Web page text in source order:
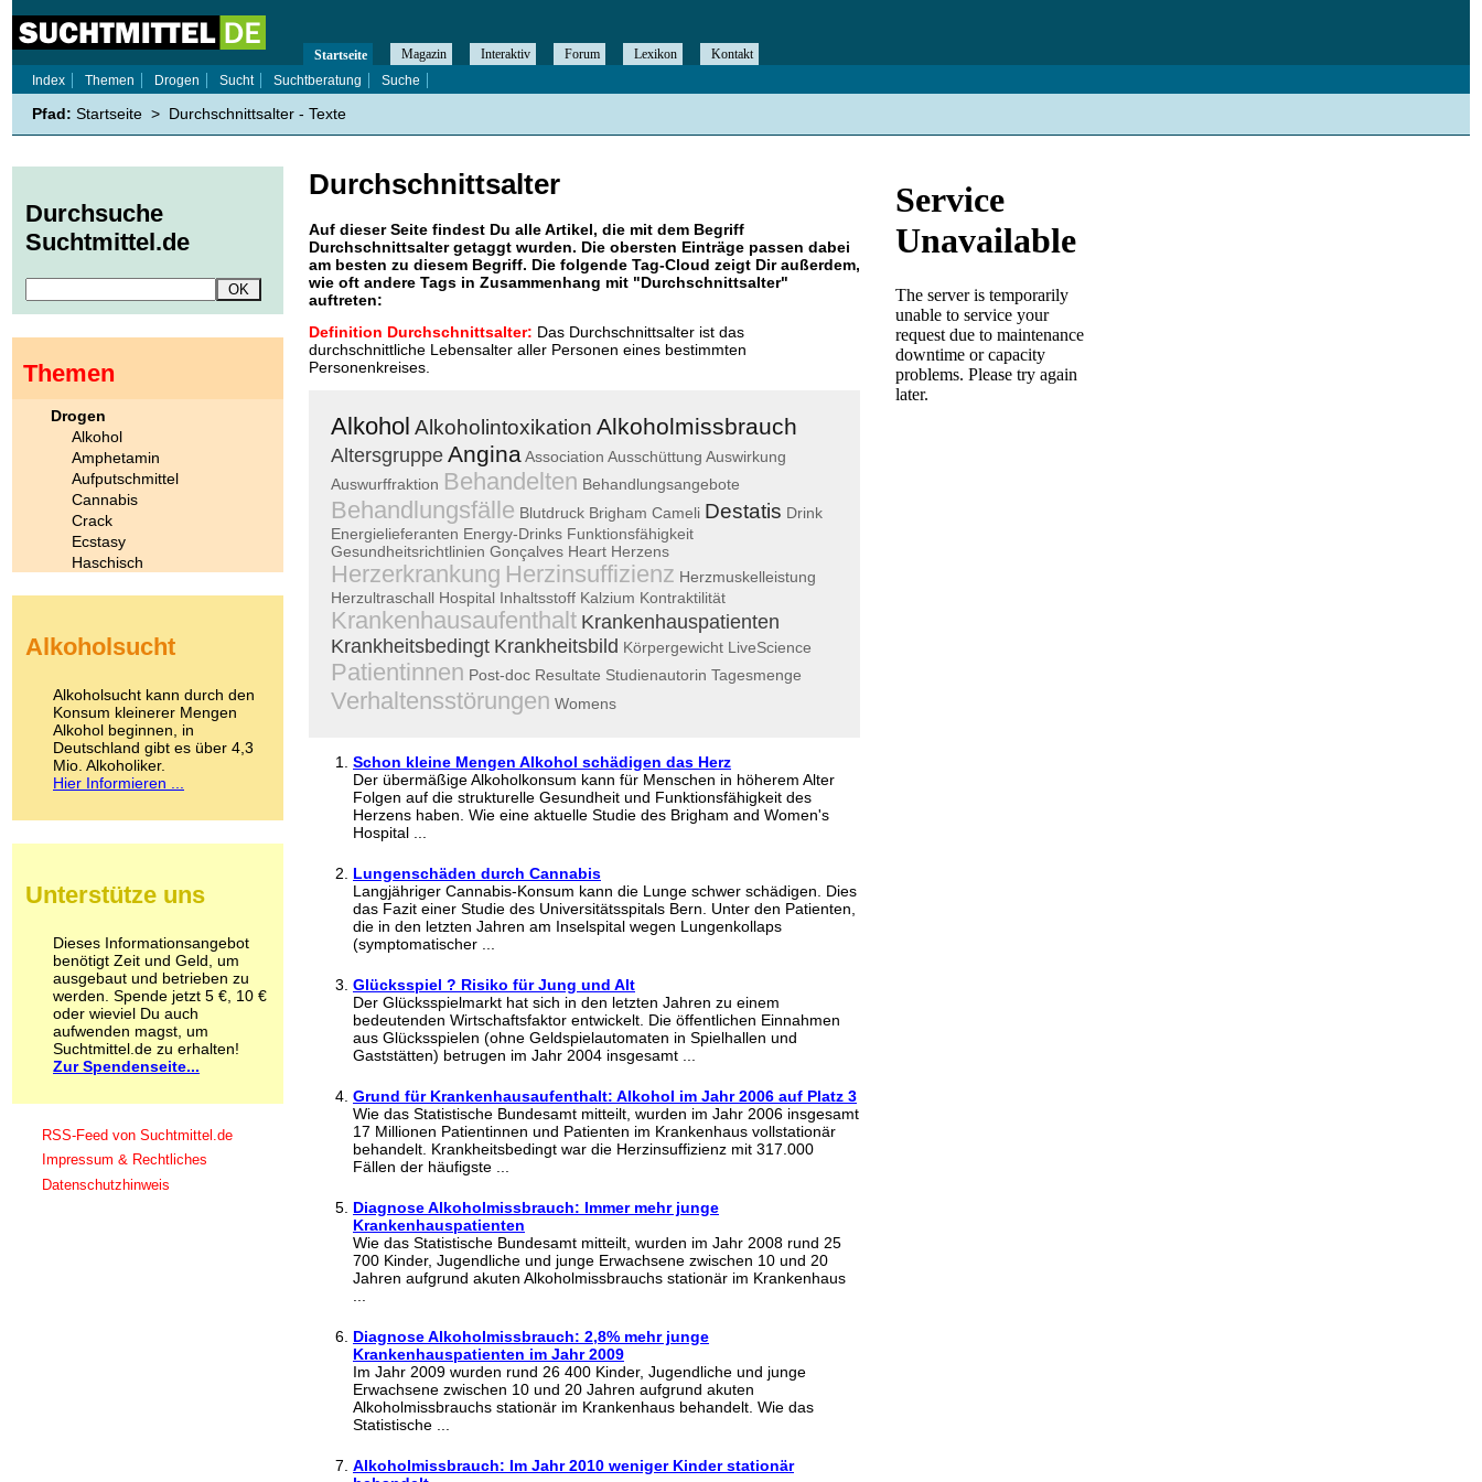
Durchschnittsalter
Auf dieser Seite findest Du alle Artikel, die mit dem Begriff
Durchschnittsaltergetaggt wurden. Die obersten Einträge passen dabei
am besten zu diesem Begriff. Die folgende Tag-Cloud zeigt Dir außerdem,
wie oft andere Tags in Zusammenhang mit "Durchschnittsalter"
auftreten:
Definition Durchschnittsalter: Das Durchschnittsalter ist das
durchschnittliche Lebensalter aller Personen eines bestimmten
Personenkreises.
Alkohol Alkoholintoxikation Alkoholmissbrauch
Altersgruppe Angina Association Ausschüttung Auswirkung
Auswurffraktion Behandelten Behandlungsangebote
Behandlungsfälle Blutdruck Brigham Cameli Destatis Drink
Energielieferanten Energy-Drinks Funktionsfähigkeit
Gesundheitsrichtlinien Gonçalves Heart Herzens
Herzerkrankung Herzinsuffizienz Herzmuskelleistung
Herzultraschall Hospital Inhaltsstoff Kalzium Kontraktilität
Krankenhausaufenthalt Krankenhauspatienten
Krankheitsbedingt Krankheitsbild Körpergewicht LiveScience
Patientinnen Post-doc Resultate Studienautorin Tagesmenge
Verhaltensstörungen Womens
Schon kleine Mengen Alkohol schädigen das Herz
Der übermäßige Alkoholkonsum kann für Menschen in höherem Alter
Folgen auf die strukturelle Gesundheit und Funktionsfähigkeit des
Herzens haben. Wie eine aktuelle Studie des Brigham and Women's
Hospital ...
Lungenschäden durch Cannabis
Langjähriger Cannabis-Konsum kann die Lunge schwer schädigen. Dies
das Fazit einer Studie des Universitätsspitals Bern. Unter den Patienten,
die in den letzten Jahren am Inselspital wegen Lungenkollaps
(symptomatischer ...
Glücksspiel ? Risiko für Jung und Alt
Der Glücksspielmarkt hat sich in den letzten Jahren zu einem
bedeutenden Wirtschaftsfaktor entwickelt. Die öffentlichen Einnahmen
aus Glücksspielen (ohne Geldspielautomaten in Spielhallen und
Gaststätten) betrugen im Jahr 2004 insgesamt ...
Grund für Krankenhausaufenthalt: Alkohol im Jahr 2006 auf Platz 3
Wie das Statistische Bundesamt mitteilt, wurden im Jahr 2006 insgesamt
17 Millionen Patientinnen und Patienten im Krankenhaus vollstationär
behandelt. Krankheitsbedingt war die Herzinsuffizienz mit 317.000
Fällen der häufigste ...
Diagnose Alkoholmissbrauch: Immer mehr junge
Krankenhauspatienten
Wie das Statistische Bundesamt mitteilt, wurden im Jahr 2008 rund 25
700 Kinder, Jugendliche und junge Erwachsene zwischen 10 und 20
Jahren aufgrund akuten Alkoholmissbrauchs stationär im Krankenhaus
Diagnose Alkoholmissbrauch: 2,8% mehr junge
Krankenhauspatienten im Jahr 2009
Im Jahr 2009 wurden rund 26 400 Kinder, Jugendliche und junge
Erwachsene zwischen 10 und 20 Jahren aufgrund akuten
Alkoholmissbrauchs stationär im Krankenhaus behandelt. Wie das
Statistische ...
Alkoholmissbrauch: Im Jahr 2010 weniger Kinder stationär
Startseite Magazin Interaktiv Forum Lexikon
Kontakt
Index
Themen Drogen Sucht Suchtberatung Suche
Pfad: Startseite > Durchschnittsalter - Texte
Durchsuche
Suchtmittel.de
Themen
Drogen
Alkohol
Amphetamin
Aufputschmittel
Cannabis
Crack
Ecstasy
Haschisch
Kokain
LSD
Marihuana
Medikamente
Meskalin
Metamphetamin
Methadon
Pilze
Psychopharmaka
Schlafmittel
Schmerzmittel
Schnüffelstoffe
Spice
Sucht / Süchte
Alkoholsucht
Co-Abhängigkeit
Computersucht
Ess-Brechsucht
Essstörungen
Fernsehsucht
Alkoholsucht
Alkoholsucht kann durch den
Konsum kleinerer Mengen
Alkohol beginnen, in
Deutschland gibt es über 4,3
Mio. Alkoholiker.
Hier Informieren ...
Unterstütze uns
Dieses Informationsangebot
benötigt Zeit und Geld, um
ausgebaut und betrieben zu
werden. Spende jetzt 5 €, 10 €
oder wieviel Du auch
aufwenden magst, um
Suchtmittel.de zu erhalten!
Zur Spendenseite...
RSS-Feed von Suchtmittel.de
Impressum & Rechtliches
Datenschutzhinweis